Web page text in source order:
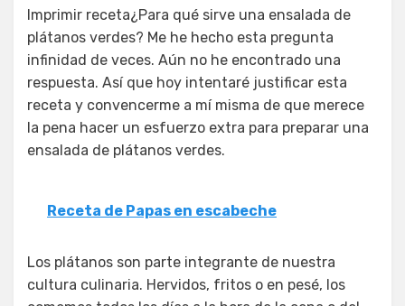
Imprimir receta¿Para qué sirve una ensalada de
plátanos verdes? Me he hecho esta pregunta
infinidad de veces. Aún no he encontrado una
respuesta. Así que hoy intentaré justificar esta
receta y convencerme a mí misma de que merece
la pena hacer un esfuerzo extra para preparar una
ensalada de plátanos verdes.
Receta de Papas en escabeche
Los plátanos son parte integrante de nuestra
cultura culinaria. Hervidos, fritos o en pesé, los